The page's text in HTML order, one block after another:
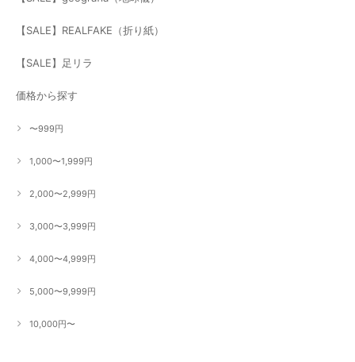
【SALE】REALFAKE（折り紙）
【SALE】足リラ
価格から探す
〜999円
1,000〜1,999円
2,000〜2,999円
3,000〜3,999円
4,000〜4,999円
5,000〜9,999円
10,000円〜